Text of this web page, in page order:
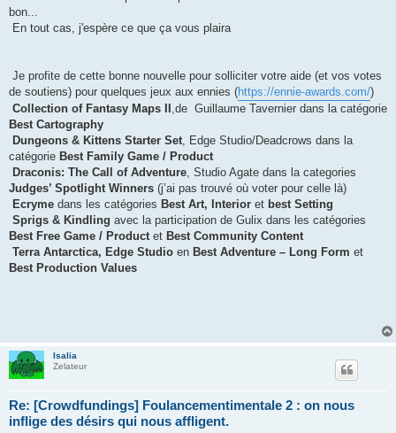
bon...
En tout cas, j'espère ce que ça vous plaira
Je profite de cette bonne nouvelle pour solliciter votre aide (et vos votes
de soutiens) pour quelques jeux aux ennies (https://ennie-awards.com/)
Collection of Fantasy Maps II ,de Guillaume Tavernier dans la catégorie
Best Cartography
Dungeons & Kittens Starter Set , Edge Studio/Deadcrows dans la
catégorie Best Family Game / Product
Draconis: The Call of Adventure , Studio Agate dans la categories
Judges’ Spotlight Winners (j’ai pas trouvé où voter pour celle là)
Ecryme dans les catégories Best Art, Interior et best Setting
Sprigs & Kindling avec la participation de Gulix dans les catégories
Best Free Game / Product et Best Community Content
Terra Antarctica, Edge Studio en Best Adventure – Long Form et
Best Production Values
Isalia
Zelateur
Re: [Crowdfundings] Foulancementimentale 2 : on nous
inflige des désirs qui nous affligent.